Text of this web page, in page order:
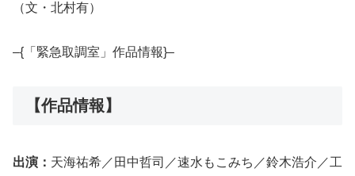
（文・北村有）
–{「緊急取調室」作品情報}–
【作品情報】
出演： 天海祐希／田中哲司／速水もこみち／鈴木浩介／工